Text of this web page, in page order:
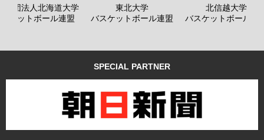
社団法人北海道大学
ケットボール連盟
東北大学
バスケットボール連盟
北信越大学
バスケットボール連
SPECIAL PARTNER